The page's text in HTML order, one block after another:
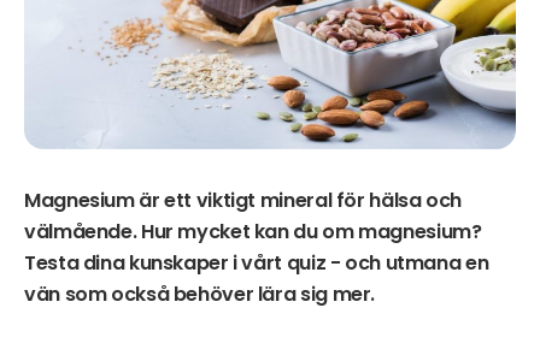
Magnesium är ett viktigt mineral för hälsa och
välmående. Hur mycket kan du om magnesium?
Testa dina kunskaper i vårt quiz - och utmana en
vän som också behöver lära sig mer.